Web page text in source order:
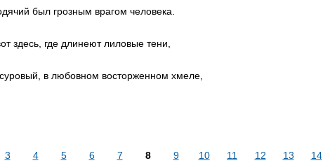
был грозным врагом человека.
здесь, где длинеют лиловые тени,
в любовном восторженном хмеле,
3 4 5 6 7 8 9 10 11 12 13 14